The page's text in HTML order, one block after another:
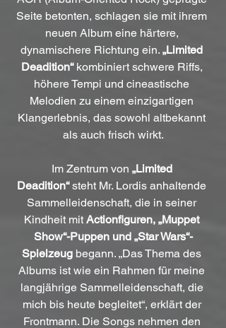
Seite betonten, schlagen sie mit ihrem
neuen Album eine härtere,
dynamischere Richtung ein. „Limited
Deadition“ kombiniert schwere Riffs,
höhere Tempi und cineastische
Melodien zu einem einzigartigen
Klangerlebnis, das sowohl altbekannt
als auch frisch wirkt.
Im Zentrum von „Limited
Deadition“ steht Mr. Lordis anhaltende
Sammelleidenschaft, die in seiner
Kindheit mit Actionfiguren, „Muppet
Show“-Puppen und „Star Wars“-
Spielzeug begann. „Das Thema des
Albums ist wie ein Rahmen für meine
langjährige Sammelleidenschaft, die
mich bis heute begleitet“, erklärt der
Frontmann. Die Songs nehmen den